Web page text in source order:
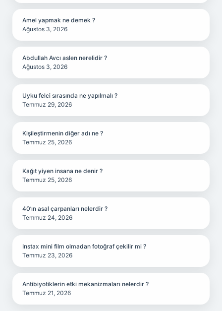
Amel yapmak ne demek ?
Ağustos 3, 2026
Abdullah Avcı aslen nerelidir ?
Ağustos 3, 2026
Uyku felci sırasında ne yapılmalı ?
Temmuz 29, 2026
Kişileştirmenin diğer adı ne ?
Temmuz 25, 2026
Kağıt yiyen insana ne denir ?
Temmuz 25, 2026
40’ın asal çarpanları nelerdir ?
Temmuz 24, 2026
Instax mini film olmadan fotoğraf çekilir mi ?
Temmuz 23, 2026
Antibiyotiklerin etki mekanizmaları nelerdir ?
Temmuz 21, 2026